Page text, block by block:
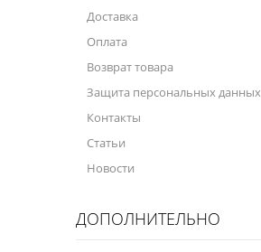
Садовая программа
Технологические жидкости
Зимняя программа
Доставка
Оплата
Возврат товара
Защита персональных данных
Контакты
Статьи
Новости
ДОПОЛНИТЕЛЬНО